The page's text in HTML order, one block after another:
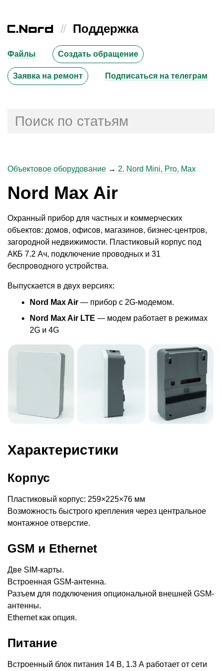
// Поддержка
Файлы Создать обращение
Заявка на ремонт Подписаться на телеграм
Объектовое оборудование → 2. Nord Mini, Pro, Max
Nord Max Air
Охранный прибор для частных и коммерческих
объектов: домов, офисов, магазинов, бизнес-центров,
загородной недвижимости. Пластиковый корпус под
АКБ 7.2 Ач, подключение проводных и 31
беспроводного устройства.
Выпускается в двух версиях:
Nord Max Air — прибор с 2G-модемом.
Nord Max Air LTE — модем работает в режимах
2G и 4G
Характеристики
Корпус
Пластиковый корпус: 259×225×76 мм
Возможность быстрого крепления через центральное
монтажное отверстие.
GSM и Ethernet
Две SIM-карты.
Встроенная GSM-антенна.
Разъем для подключения опциональной внешней GSM-
антенны.
Ethernet как опция.
Питание
Встроенный блок питания 14 В, 1.3 А работает от сети